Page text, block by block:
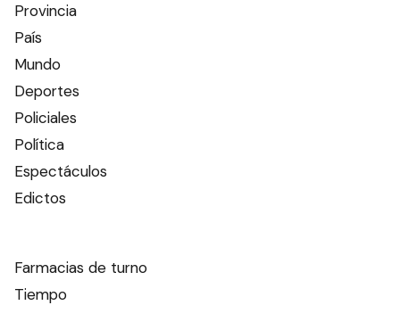
Provincia
País
Mundo
Deportes
Policiales
Política
Espectáculos
Edictos
Farmacias de turno
Tiempo